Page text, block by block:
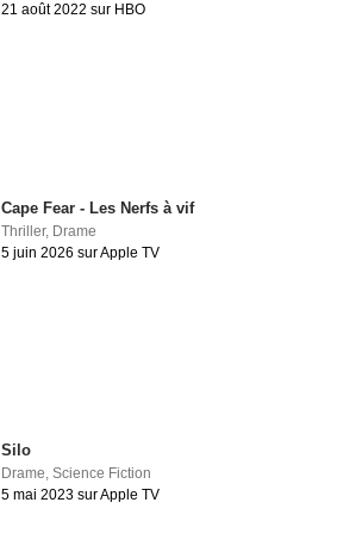
21 août 2022 sur HBO
Cape Fear - Les Nerfs à vif
Thriller, Drame
5 juin 2026 sur Apple TV
Silo
Drame,Science Fiction
5 mai 2023 sur Apple TV